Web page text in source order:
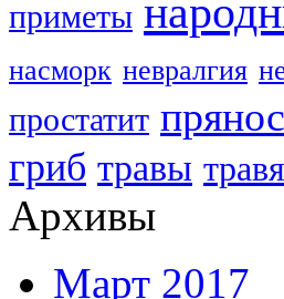
приметы
насморк невралгия
простатит
гриб травы
Архивы
Март 2017